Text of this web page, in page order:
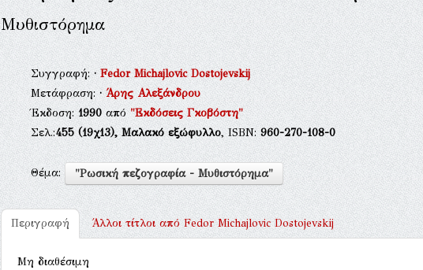
Μυθιστόρημα
Συγγραφή:·Fedor Michajlovic Dostojevskij
Μετάφραση:·Άρης Αλεξάνδρου
Έκδοση:1990από"Εκδόσεις Γκοβόστη"
Σελ.:455(19χ13), Μαλακό εξώφυλλο, ISBN:960-270-108-0
Θέμα: "Ρωσική πεζογραφία - Μυθιστόρημα"
Περιγραφή Άλλοι τίτλοι απόFedor Michajlovic Dostojevskij
Μη διαθέσιμη